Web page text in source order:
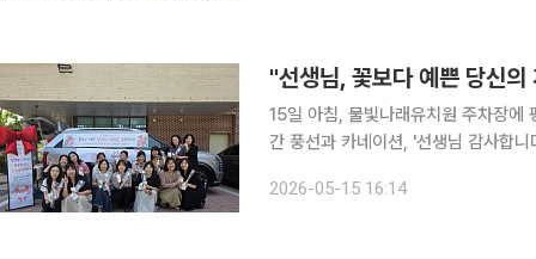
15일 아침, 물빛나래유치원 주차장에 평소와 다른 풍
간 풍선과 카네이션, '선생님 감사합
였다. 이투데이 취재를 종합하면,
2026-05-15 16:14